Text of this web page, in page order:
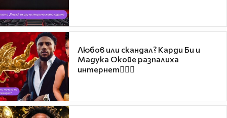
Любов или скандал? Карди Би и
Мадука Окойе разпалиха
интернет❤️‍🔥🔥